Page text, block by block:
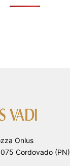
Onlus
Cordovado (PN)